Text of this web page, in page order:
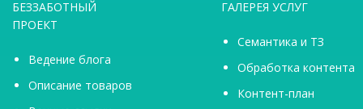
БЕЗЗАБОТНЫЙ
ПРОЕКТ
Ведение блога
Описание товаров
ГАЛЕРЕЯ УСЛУГ
Семантика и ТЗ
Обработка контента
Контент-план